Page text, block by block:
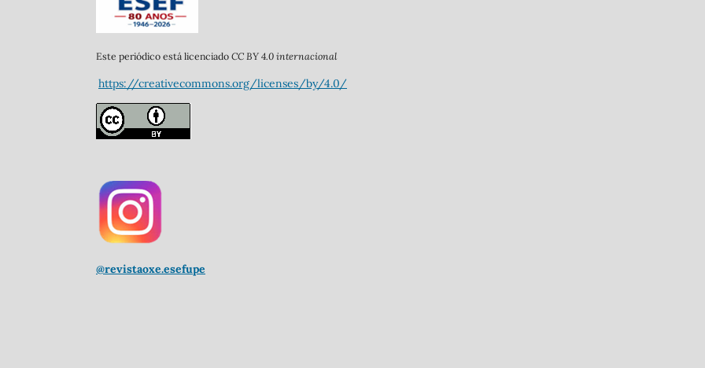
Este periódico está licenciado CC BY 4.0 internacional
https://creativecommons.org/licenses/by/4.0/
@revistaoxe.esefupe